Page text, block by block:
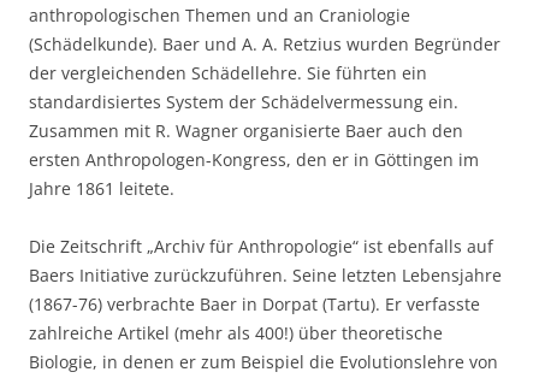
anthropologischen Themen und an Craniologie
(Schädelkunde). Baer und A. A. Retzius wurden Begründer
der vergleichenden Schädellehre. Sie führten ein
standardisiertes System der Schädelvermessung ein.
Zusammen mit R. Wagner organisierte Baer auch den
ersten Anthropologen-Kongress, den er in Göttingen im
Jahre 1861 leitete.
Die Zeitschrift „Archiv für Anthropologie“ ist ebenfalls auf
Baers Initiative zurückzuführen. Seine letzten Lebensjahre
(1867-76) verbrachte Baer in Dorpat (Tartu). Er verfasste
zahlreiche Artikel (mehr als 400!) über theoretische
Biologie, in denen er zum Beispiel die Evolutionslehre von